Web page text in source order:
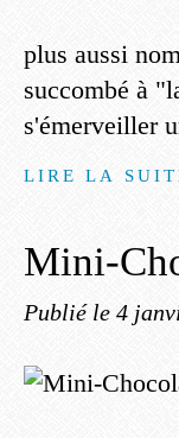
plus aussi
succombé à
s'émerveiller
LIRE LA
Mini-
Publié le 4